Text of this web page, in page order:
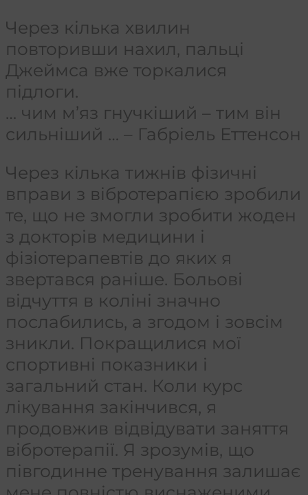
Через кілька хвилин
повторивши нахил, пальці
Джеймса вже торкалися
підлоги.
… чим м’яз гнучкіший – тим він
сильніший … – Габріель Еттенсон
Через кілька тижнів фізичні
вправи з вібротерапією зробили
те, що не змогли зробити жоден
з докторів медицини і
фізіотерапевтів до яких я
звертався раніше. Больові
відчуття в коліні значно
послабились, а згодом і зовсім
зникли. Покращилися мої
спортивні показники і
загальний стан. Коли курс
лікування закінчився, я
продовжив відвідувати заняття
вібротерапії. Я зрозумів, що
півгодинне тренування залишає